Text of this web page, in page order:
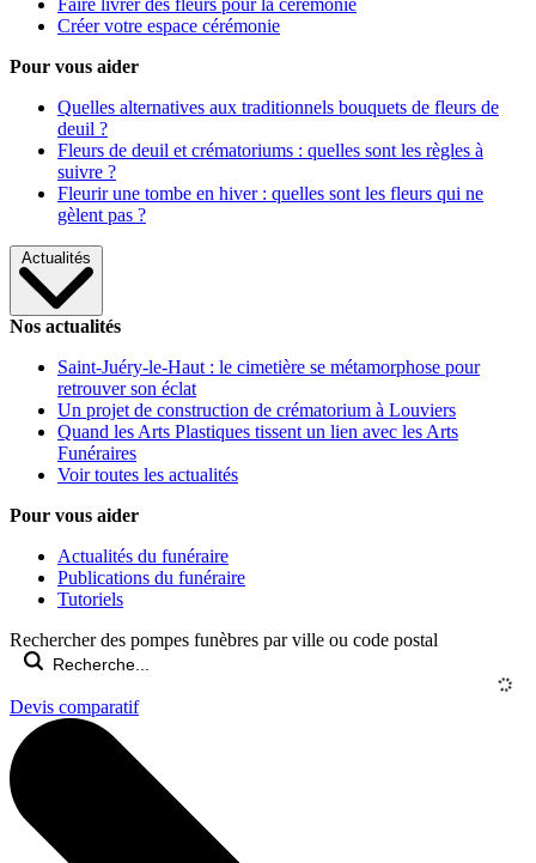
Faire livrer des fleurs pour la cérémonie
Créer votre espace cérémonie
Pour vous aider
Quelles alternatives aux traditionnels bouquets de fleurs de
deuil ?
Fleurs de deuil et crématoriums : quelles sont les règles à
suivre ?
Fleurir une tombe en hiver : quelles sont les fleurs qui ne
gèlent pas ?
Actualités
Nos actualités
Saint-Juéry-le-Haut : le cimetière se métamorphose pour
retrouver son éclat
Un projet de construction de crématorium à Louviers
Quand les Arts Plastiques tissent un lien avec les Arts
Funéraires
Voir toutes les actualités
Pour vous aider
Actualités du funéraire
Publications du funéraire
Tutoriels
Rechercher des pompes funèbres par ville ou code postal
Devis comparatif